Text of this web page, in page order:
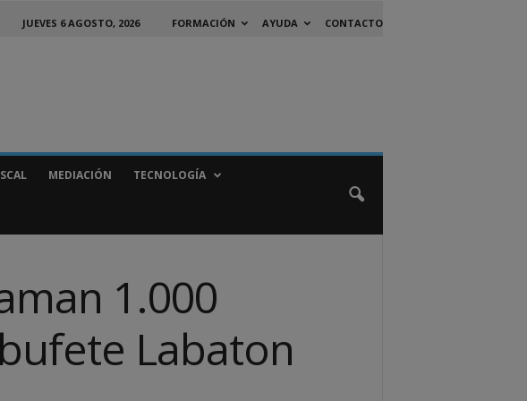
JUEVES 6 AGOSTO, 2026 FORMACIÓN AYUDA CONTACTO
MEDIACIÓN TECNOLOGÍA
1.000
Labaton